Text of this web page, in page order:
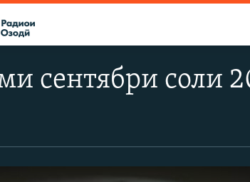
сентябри соли